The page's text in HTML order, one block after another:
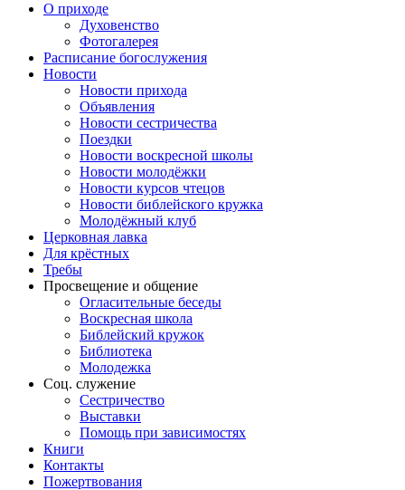
О приходе
Духовенство
Фотогалерея
Расписание богослужения
Новости
Новости прихода
Объявления
Новости сестричества
Поездки
Новости воскресной школы
Новости молодёжки
Новости курсов чтецов
Новости библейского кружка
Молодёжный клуб
Церковная лавка
Для крёстных
Требы
Просвещение и общение
Огласительные беседы
Воскресная школа
Библейский кружок
Библиотека
Молодежка
Соц. служение
Сестричество
Выставки
Помощь при зависимостях
Книги
Контакты
Пожертвования